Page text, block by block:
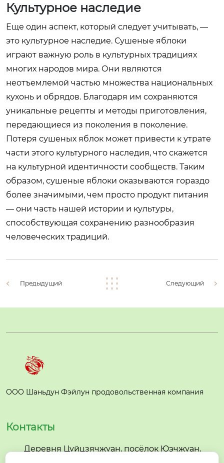
Культурное наследие
Еще один аспект, который следует учитывать, —
это культурное наследие. Сушеные яблоки
играют важную роль в культурных традициях
многих народов мира. Они являются
неотъемлемой частью множества национальных
кухонь и обрядов. Благодаря им сохраняются
уникальные рецепты и методы приготовления,
передающиеся из поколения в поколение.
Потеря сушеных яблок может привести к утрате
части этого культурного наследия, что скажется
на культурной идентичности сообществ. Таким
образом, сушеные яблоки оказываются гораздо
более значимыми, чем просто продукт питания
— они часть нашей истории и культуры,
способствующая сохранению разнообразия
человеческих традиций.
Предыдущий Следующий
ООО Шаньдун Фэйлун продовольственная компания
Контакты
Деревня Цуйцзячжуан, посёлок Юэчжуан,